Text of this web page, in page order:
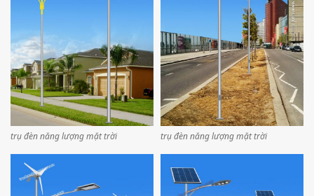
trụ đèn năng lượng mặt trời trụ đèn năng lượng mặt trời